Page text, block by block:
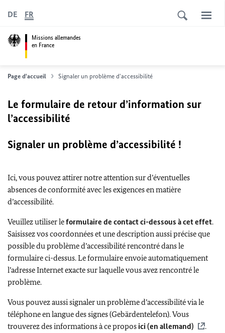
Missions allemandes
en France
DE FR
Page d'accueil Signaler un problème d'accessibilité
Le formulaire de retour d’information sur
l’accessibilité
Signaler un problème d’accessibilité !
Ici, vous pouvez attirer notre attention sur d’éventuelles
absences de conformité avec les exigences en matière
d’accessibilité.
Veuillez utiliser leformulaire de contact ci-dessous à cet effet.
Saisissez vos coordonnées et une description aussi précise que
possible du problème d’accessibilité rencontré dans le
formulaire ci-dessus. Le formulaire envoie automatiquement
l’adresse Internet exacte sur laquelle vous avez rencontré le
problème.
Vous pouvez aussi signaler un problème d’accessibilité via le
téléphone en langue des signes (Gebärdentelefon). Vous
trouverez des informations à ce propos ici (en allemand)
.